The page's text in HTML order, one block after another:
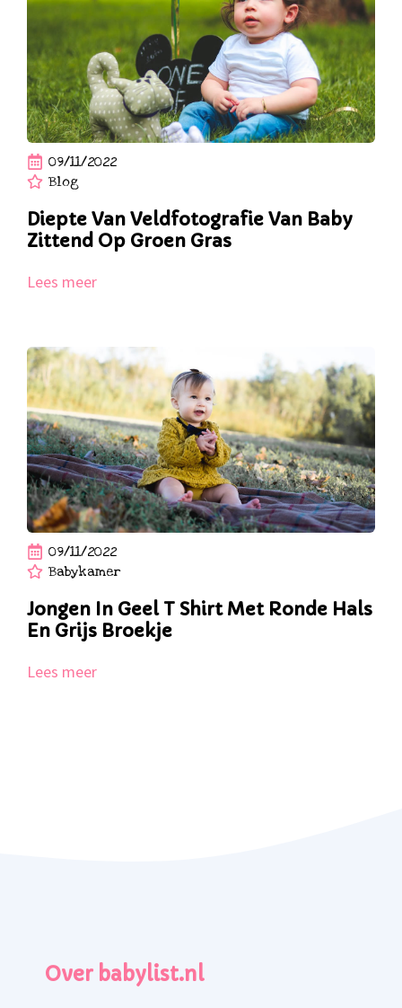
09/11/2022
Blog
Diepte Van Veldfotografie Van Baby
Zittend Op Groen Gras
Lees meer
09/11/2022
Babykamer
Jongen In Geel T Shirt Met Ronde Hals
En Grijs Broekje
Lees meer
Over babylist.nl